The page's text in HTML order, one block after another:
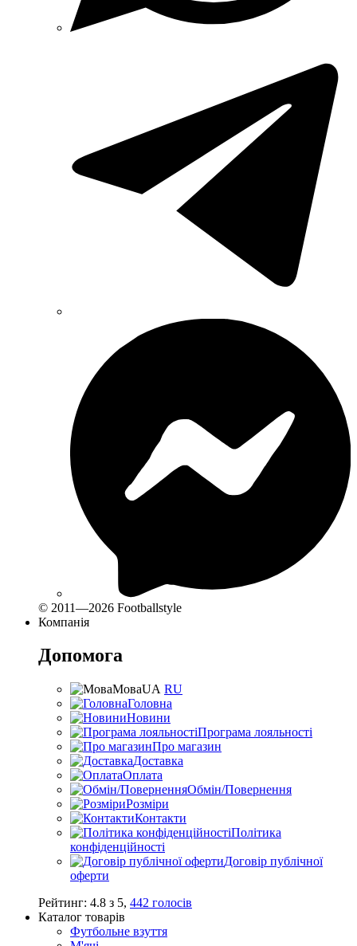
© 2011—2026 Footballstyle
Компанія
Допомога
МоваUA RU
Головна
Новини
Програма лояльності
Про магазин
Доставка
Оплата
Обмін/Повернення
Розміри
Контакти
Політика
конфіденційності
Договір публічної
оферти
Рейтинг: 4.8 з 5, 442 голосів
Каталог товарів
Футбольне взуття